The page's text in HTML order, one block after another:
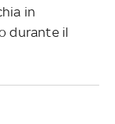
in
durante il